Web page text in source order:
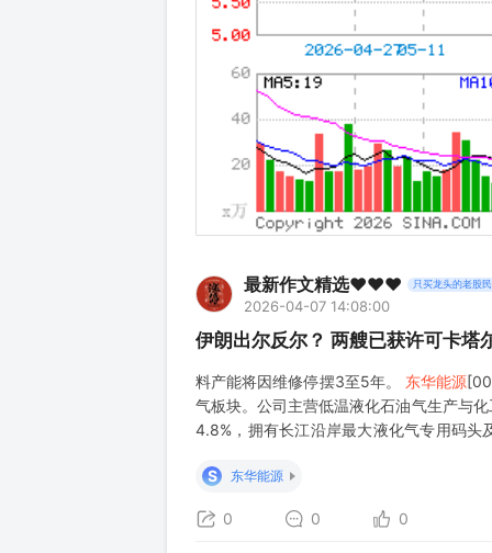
最新作文精选❤️❤️❤️ 只买龙头的老股民
2026-04-07 14:08:00
伊朗出尔反尔？ 两艘已获许可卡塔
料产能将因维修停摆3至5年。 东华能源
气板块。公司主营低温液化石油气生产与
4.8%，拥有长江沿岸最大液化气专用码
S
东华能源
0 0 0